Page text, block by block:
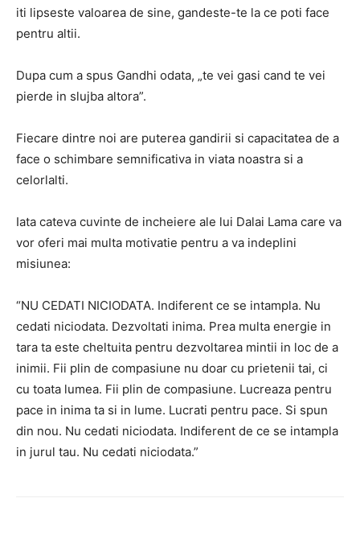
iti lipseste valoarea de sine, gandeste-te la ce poti face
pentru altii.
Dupa cum a spus Gandhi odata, „te vei gasi cand te vei
pierde in slujba altora”.
Fiecare dintre noi are puterea gandirii si capacitatea de a
face o schimbare semnificativa in viata noastra si a
celorlalti.
Iata cateva cuvinte de incheiere ale lui Dalai Lama care va
vor oferi mai multa motivatie pentru a va indeplini
misiunea:
“NU CEDATI NICIODATA. Indiferent ce se intampla. Nu
cedati niciodata. Dezvoltati inima. Prea multa energie in
tara ta este cheltuita pentru dezvoltarea mintii in loc de a
inimii. Fii plin de compasiune nu doar cu prietenii tai, ci
cu toata lumea. Fii plin de compasiune. Lucreaza pentru
pace in inima ta si in lume. Lucrati pentru pace. Si spun
din nou. Nu cedati niciodata. Indiferent de ce se intampla
in jurul tau. Nu cedati niciodata.”